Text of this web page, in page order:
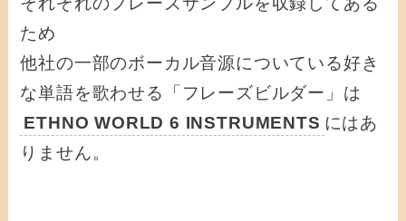
ため
他社の一部のボーカル音源についている好き
な単語を歌わせる「フレーズビルダー」は
ETHNO WORLD 6 INSTRUMENTS にはあ
りません。